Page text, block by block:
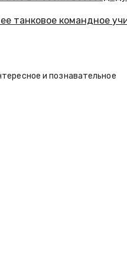
танковое командное
и познавательное